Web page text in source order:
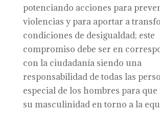
potenciando acciones para
violencias y para aportar a
condiciones de desigualdad; este
compromiso debe ser en
con la ciudadanía siendo una
responsabilidad de todas las
especial de los hombres para
su masculinidad en torno a la